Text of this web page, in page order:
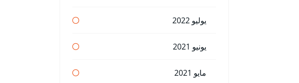
يوليو 2022
يونيو 2021
مايو 2021